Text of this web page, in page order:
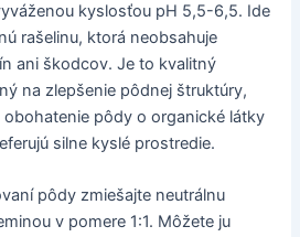
kyslosťou pH 5,5-6,5. Ide
rašelinu, ktorá neobsahuje
ani škodcov. Je to kvalitný
na zlepšenie pôdnej štruktúry,
pôdy o organické látky
silne kyslé prostredie.
pôdy zmiešajte neutrálnu
v pomere 1:1. Môžete ju